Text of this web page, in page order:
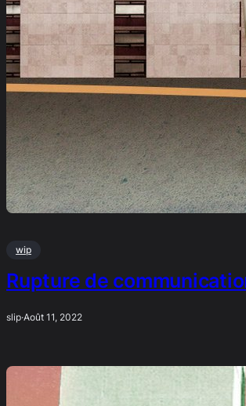
wip
Rupture de
slip·Août 11, 2022